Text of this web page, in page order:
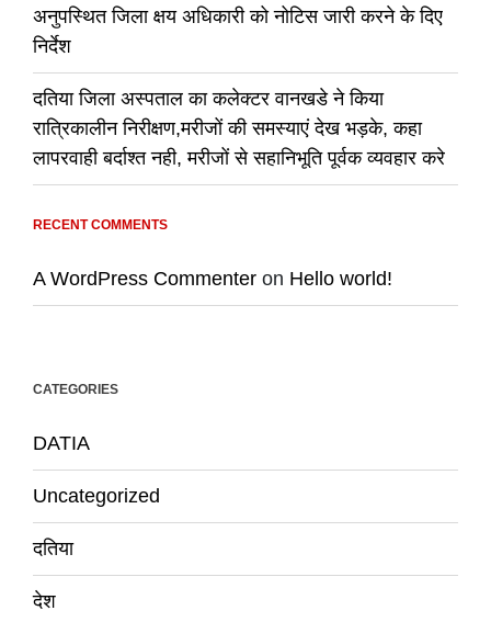
अनुपस्थित जिला क्षय अधिकारी को नोटिस जारी करने के दिए
निर्देश
दतिया जिला अस्पताल का कलेक्टर वानखडे ने किया
रात्रिकालीन निरीक्षण,मरीजों की समस्याएं देख भड़के, कहा
लापरवाही बर्दाश्त नही, मरीजों से सहानिभूति पूर्वक व्यवहार करे
RECENT COMMENTS
A WordPress Commenter on Hello world!
CATEGORIES
DATIA
Uncategorized
दतिया
देश